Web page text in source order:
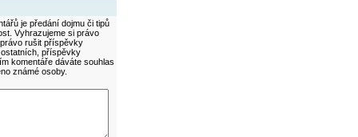
je předání dojmu či tipů
Vyhrazujeme si právo
rušit příspěvky
příspěvky
komentáře dáváte souhlas
známé osoby.